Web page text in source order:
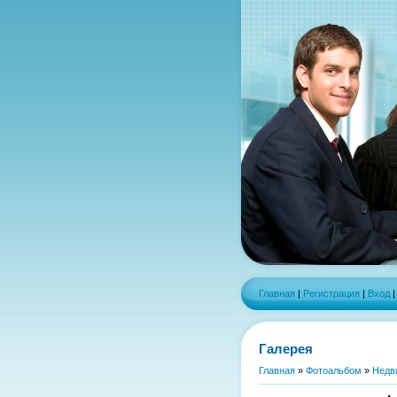
Главная | Регистрация | Вход |
Галерея
Главная » Фотоальбом »